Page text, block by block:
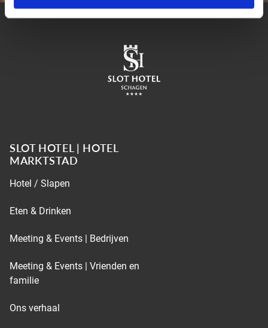
SLOT HOTEL | HOTEL
MARKTSTAD
Hotel / Slapen
Eten & Drinken
Meeting & Events | Bedrijven
Meeting & Events | Vrienden en
familie
Ons verhaal